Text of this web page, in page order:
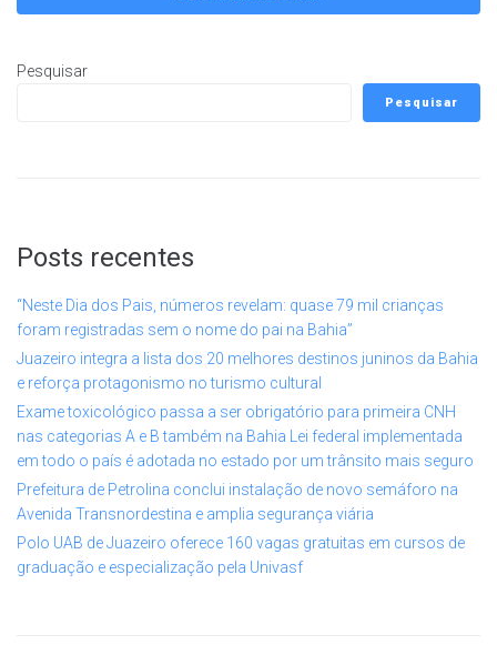
Pesquisar
Pesquisar
Posts recentes
“Neste Dia dos Pais, números revelam: quase 79 mil crianças
foram registradas sem o nome do pai na Bahia”
Juazeiro integra a lista dos 20 melhores destinos juninos da Bahia
e reforça protagonismo no turismo cultural
Exame toxicológico passa a ser obrigatório para primeira CNH
nas categorias A e B também na Bahia Lei federal implementada
em todo o país é adotada no estado por um trânsito mais seguro
Prefeitura de Petrolina conclui instalação de novo semáforo na
Avenida Transnordestina e amplia segurança viária
Polo UAB de Juazeiro oferece 160 vagas gratuitas em cursos de
graduação e especialização pela Univasf